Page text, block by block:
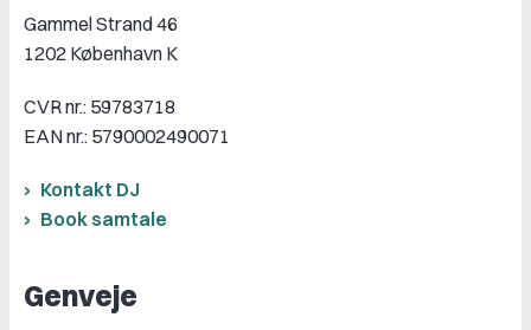
Gammel Strand 46
1202 København K
CVR nr.: 59783718
EAN nr.: 5790002490071
Kontakt DJ
Book samtale
Genveje